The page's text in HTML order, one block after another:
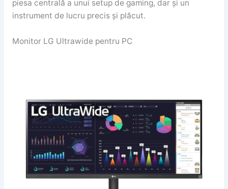
piesa centrală a unui setup de gaming, dar și un
instrument de lucru precis și plăcut.
Monitor LG Ultrawide pentru PC